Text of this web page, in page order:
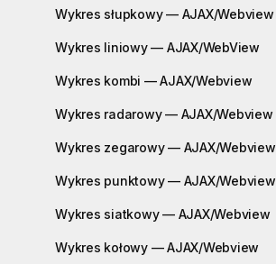
Wykres słupkowy — AJAX/Webview
Wykres liniowy — AJAX/WebView
Wykres kombi — AJAX/Webview
Wykres radarowy — AJAX/Webview
Wykres zegarowy — AJAX/Webview
Wykres punktowy — AJAX/Webview
Wykres siatkowy — AJAX/Webview
Wykres kołowy — AJAX/Webview